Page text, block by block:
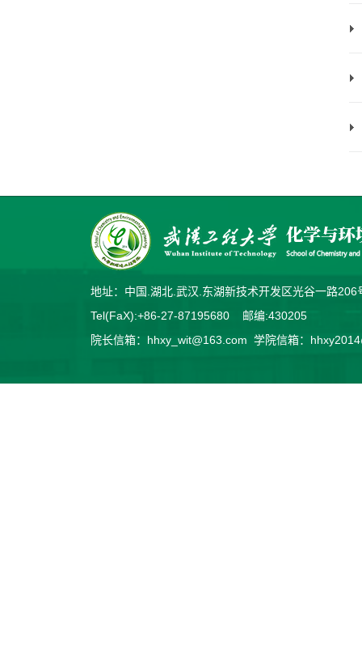
地址：中国.湖北.武汉.东湖新技术开发区光谷一路
Tel(FaX):+86-27-87195680 邮编:430205
院长信箱：hhxy_wit@163.com 学院信箱：